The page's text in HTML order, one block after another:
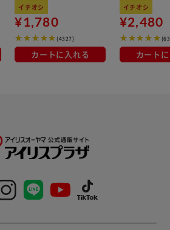
100％使用
イチオシ
¥1,780
(4327)
カートに入れる
イチオシ
¥2,480
カート